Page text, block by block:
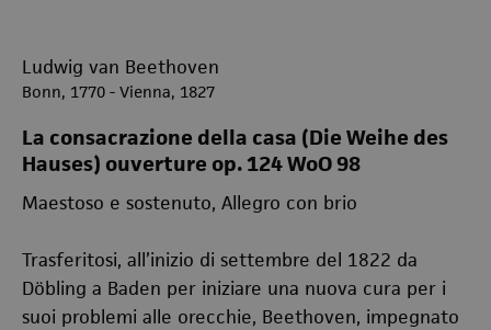
Ludwig van Beethoven
Bonn, 1770 - Vienna, 1827
La consacrazione della casa (Die Weihe des
Hauses) ouverture op. 124 WoO 98
Maestoso e sostenuto, Allegro con brio
Trasferitosi, all’inizio di settembre del 1822 da
Döbling a Baden per iniziare una nuova cura per i
suoi problemi alle orecchie, Beethoven, impegnato